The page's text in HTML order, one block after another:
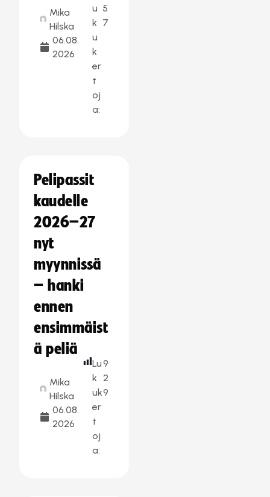
Mika
Hilska
06.08.
2026
u
k
u
k
er
t
oj
a:
5
7
Pelipassit
kaudelle
2026–27
nyt
myynnissä
– hanki
ennen
ensimmäist
ä peliä
Mika
Hilska
06.08.
2026
Lu
k
uk
er
t
oj
a:
9
2
9